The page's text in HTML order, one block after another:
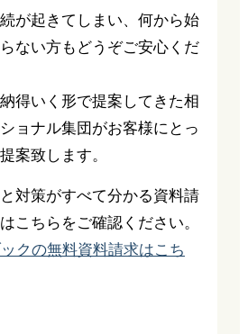
が起きてしまい、何から始
ない方もどうぞご安心くだ
得いく形で提案してきた相
ョナル集団がお客様にとっ
案致します。
対策がすべて分かる資料請
こちらをご確認ください。
クの無料資料請求はこち